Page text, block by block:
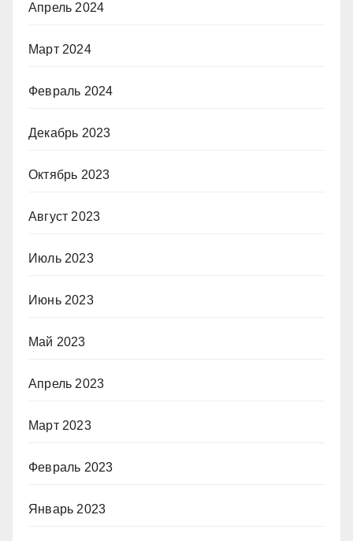
Апрель 2024
Март 2024
Февраль 2024
Декабрь 2023
Октябрь 2023
Август 2023
Июль 2023
Июнь 2023
Май 2023
Апрель 2023
Март 2023
Февраль 2023
Январь 2023